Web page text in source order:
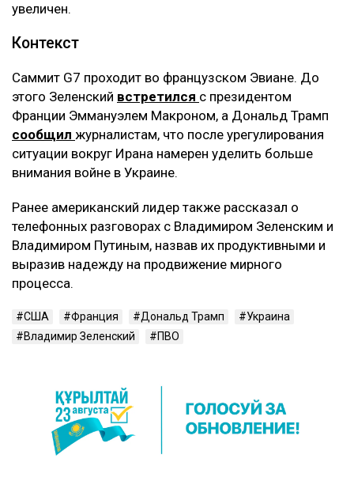
увеличен.
Контекст
Саммит G7 проходит во французском Эвиане. До
этого Зеленский встретился с президентом
Франции Эммануэлем Макроном, а Дональд Трамп
сообщил журналистам, что после урегулирования
ситуации вокруг Ирана намерен уделить больше
внимания войне в Украине.
Ранее американский лидер также рассказал о
телефонных разговорах с Владимиром Зеленским и
Владимиром Путиным, назвав их продуктивными и
выразив надежду на продвижение мирного
процесса.
США Франция Дональд Трамп
Украина
Владимир Зеленский
ПВО